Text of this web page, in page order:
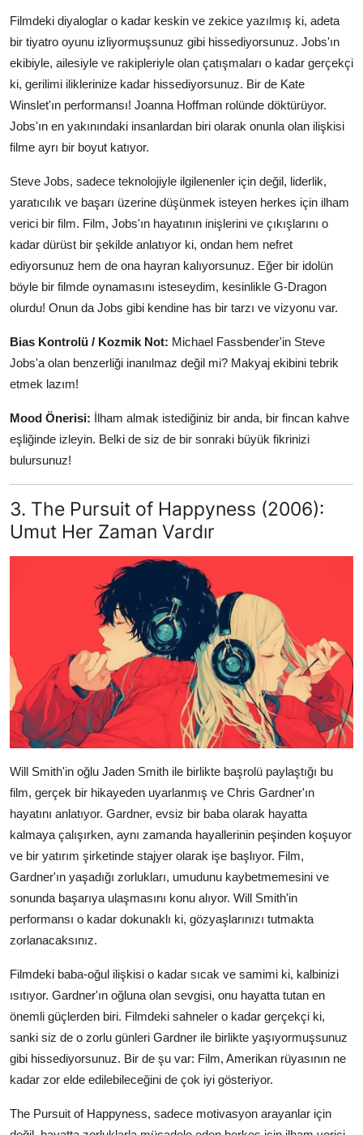
Filmdeki diyaloglar o kadar keskin ve zekice yazılmış ki, adeta
bir tiyatro oyunu izliyormuşsunuz gibi hissediyorsunuz. Jobs'ın
ekibiyle, ailesiyle ve rakipleriyle olan çatışmaları o kadar gerçekçi
ki, gerilimi iliklerinize kadar hissediyorsunuz. Bir de Kate
Winslet'ın performansı! Joanna Hoffman rolünde döktürüyor.
Jobs'ın en yakınındaki insanlardan biri olarak onunla olan ilişkisi
filme ayrı bir boyut katıyor.
Steve Jobs, sadece teknolojiyle ilgilenenler için değil, liderlik,
yaratıcılık ve başarı üzerine düşünmek isteyen herkes için ilham
verici bir film. Film, Jobs'ın hayatının inişlerini ve çıkışlarını o
kadar dürüst bir şekilde anlatıyor ki, ondan hem nefret
ediyorsunuz hem de ona hayran kalıyorsunuz. Eğer bir idolün
böyle bir filmde oynamasını isteseydim, kesinlikle G-Dragon
olurdu! Onun da Jobs gibi kendine has bir tarzı ve vizyonu var.
Bias Kontrolü / Kozmik Not: Michael Fassbender'in Steve
Jobs'a olan benzerliği inanılmaz değil mi? Makyaj ekibini tebrik
etmek lazım!
Mood Önerisi: İlham almak istediğiniz bir anda, bir fincan kahve
eşliğinde izleyin. Belki de siz de bir sonraki büyük fikrinizi
bulursunuz!
3. The Pursuit of Happyness (2006):
Umut Her Zaman Vardır
Will Smith'in oğlu Jaden Smith ile birlikte başrolü paylaştığı bu
film, gerçek bir hikayeden uyarlanmış ve Chris Gardner'ın
hayatını anlatıyor. Gardner, evsiz bir baba olarak hayatta
kalmaya çalışırken, aynı zamanda hayallerinin peşinden koşuyor
ve bir yatırım şirketinde stajyer olarak işe başlıyor. Film,
Gardner'ın yaşadığı zorlukları, umudunu kaybetmemesini ve
sonunda başarıya ulaşmasını konu alıyor. Will Smith'in
performansı o kadar dokunaklı ki, gözyaşlarınızı tutmakta
zorlanacaksınız.
Filmdeki baba-oğul ilişkisi o kadar sıcak ve samimi ki, kalbinizi
ısıtıyor. Gardner'ın oğluna olan sevgisi, onu hayatta tutan en
önemli güçlerden biri. Filmdeki sahneler o kadar gerçekçi ki,
sanki siz de o zorlu günleri Gardner ile birlikte yaşıyormuşsunuz
gibi hissediyorsunuz. Bir de şu var: Film, Amerikan rüyasının ne
kadar zor elde edilebileceğini de çok iyi gösteriyor.
The Pursuit of Happyness, sadece motivasyon arayanlar için